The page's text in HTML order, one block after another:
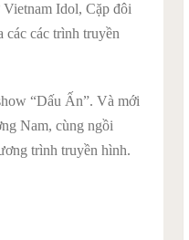
Idol, Cặp đôi
các trình truyền
“Dấu Ấn”. Và mới
Nam, cùng ngồi
trình truyền hình.